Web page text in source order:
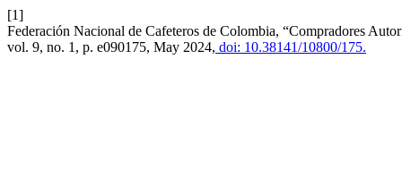
[1]
Federación Nacional de Cafeteros de Colombia, “Compradores
vol. 9, no. 1, p. e090175, May 2024, doi: 10.38141/10800/175.